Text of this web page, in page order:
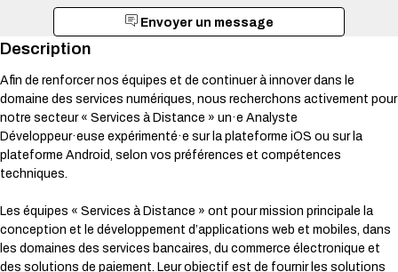
Envoyer un message
Description
Afin de renforcer nos équipes et de continuer à innover dans le
domaine des services numériques, nous recherchons activement pour
notre secteur « Services à Distance » un·e Analyste
Développeur·euse expérimenté·e sur la plateforme iOS ou sur la
plateforme Android, selon vos préférences et compétences
techniques.
Les équipes « Services à Distance » ont pour mission principale la
conception et le développement d’applications web et mobiles, dans
les domaines des services bancaires, du commerce électronique et
des solutions de paiement. Leur objectif est de fournir les solutions